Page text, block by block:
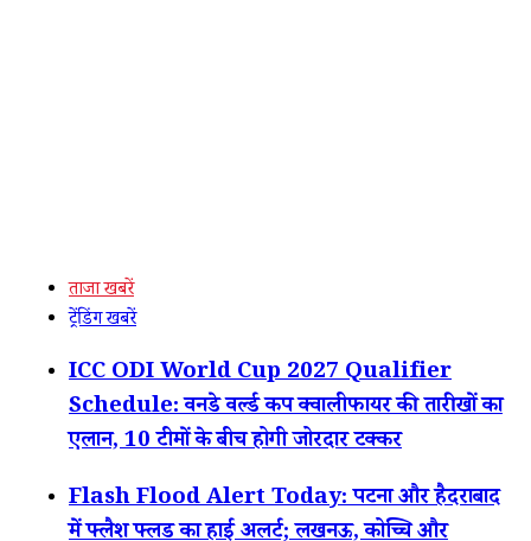
ताजा खबरें
ट्रेंडिंग खबरें
ICC ODI World Cup 2027 Qualifier
Schedule: वनडे वर्ल्ड कप क्वालीफायर की तारीखों का
एलान, 10 टीमों के बीच होगी जोरदार टक्कर
Flash Flood Alert Today: पटना और हैदराबाद